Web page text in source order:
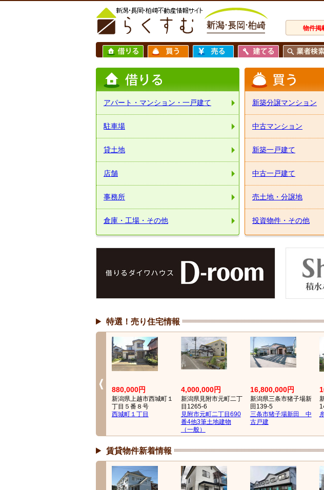
物件掲
アパート・マンション・一戸建て
駐車場
貸土地
店舗
事務所
倉庫・工場・その他
新築分譲マンション
中古マンション
新築一戸建て
中古一戸建て
売土地・分譲地
投資物件・その他
特選！売り住宅情報
880,000円
新潟県上越市西城町１
丁目５番８号
西城町１丁目
4,000,000円
新潟県見附市元町二丁
目1265-6
見附市元町二丁目690
番4他3筆土地建物
（一般）
16,800,000円
新潟県三条市猪子場新
田139-5
三条市猪子場新田 中
古戸建
賃貸物件新着情報